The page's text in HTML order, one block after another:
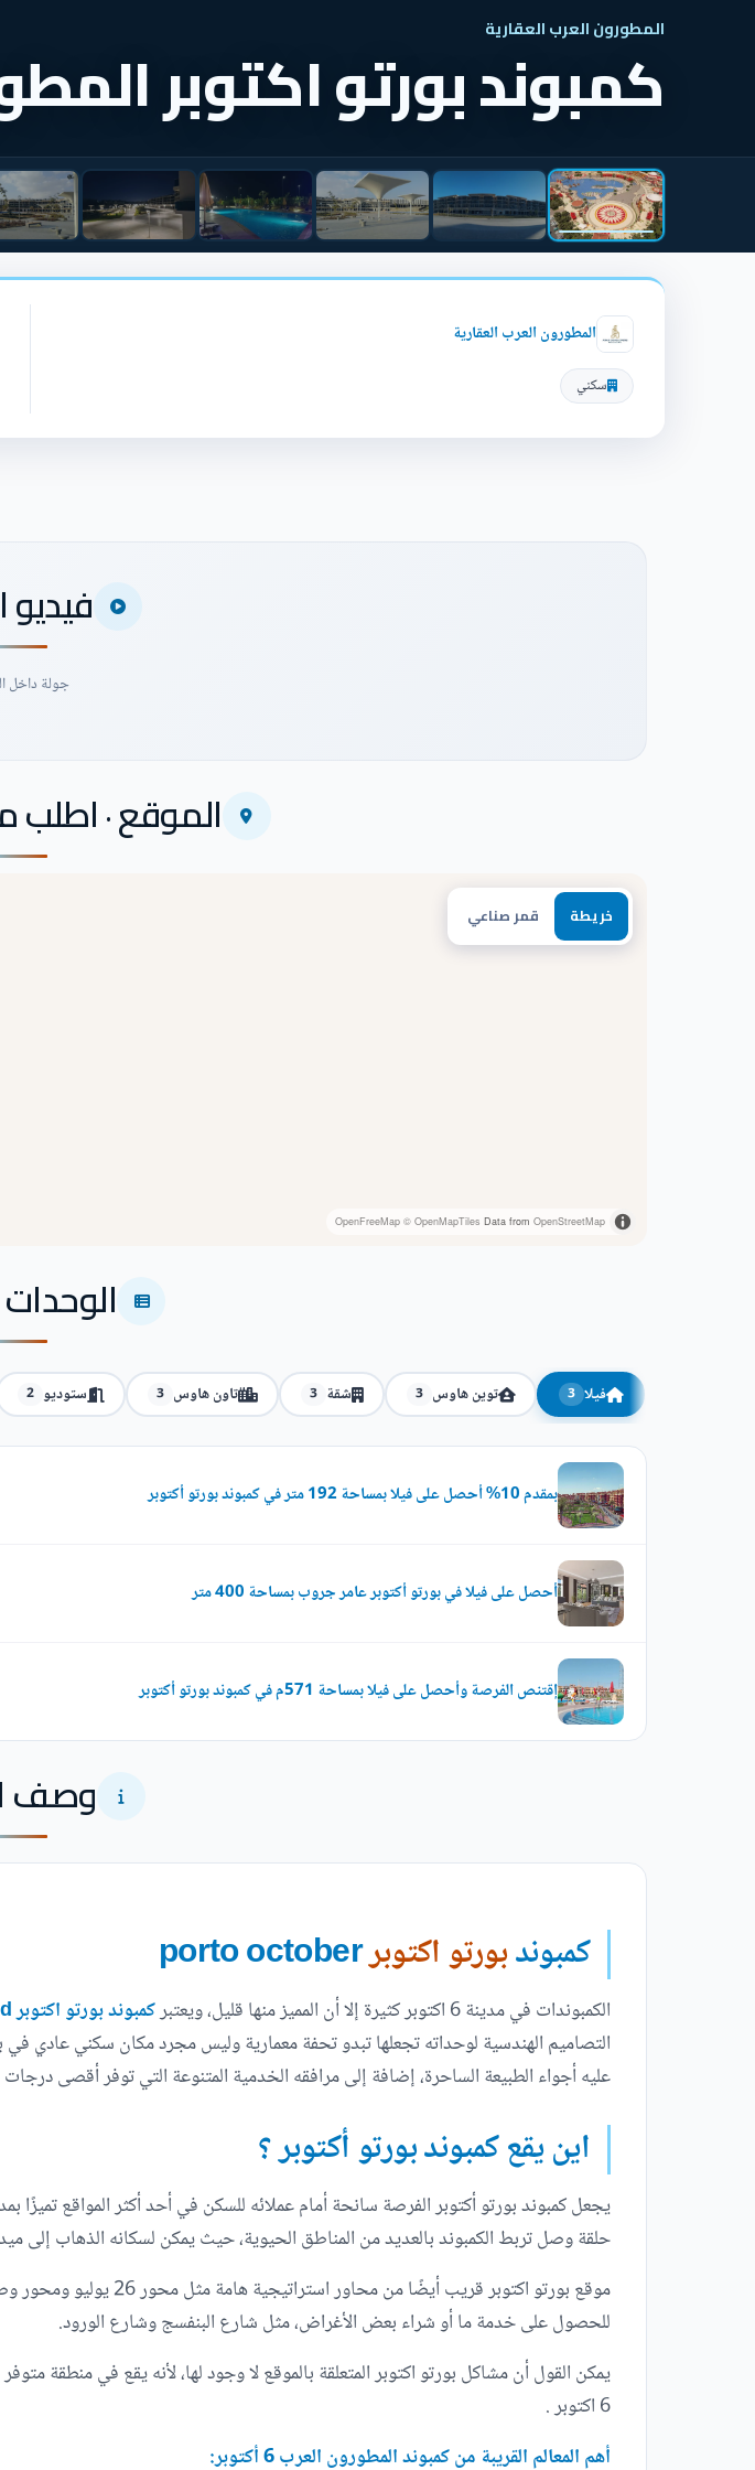
المطورون العرب العقارية
كمبوند بورتو اكتوبر
المطورون العرب العقارية
سكني
فيديو
جولة داخل
الموقع · اطلب
خريطة قمر صناعي
OpenFreeMap © OpenMapTiles Data from OpenStreetMap
فيلا 3 توين هاوس 3 شقة 3 تاون هاوس 3 ستوديو 2
بمقدم 10% أحصل على فيلا بمساحة 192 متر في كمبوند بورتو أكتوبر
أحصل على فيلا في بورتو أكتوبر عامر جروب بمساحة 400 متر
إقتنص الفرصة وأحصل على فيلا بمساحة 571م في كمبوند بورتو أكتوبر
وصف
كمبوندبورتو اكتوبرporto october
الكمبوندات في مدينة 6 اكتوبر كثيرة إلا أن المميز منها قليل، ويعتبر كمبوند بورتو اكتوبر Porto 6 October Compound
التصاميم الهندسية لوحداته تجعلها تبدو تحفة معمارية وليس مجرد مكان سكني عادي
عليه أجواء الطبيعة الساحرة، إضافة إلى مرافقه الخدمية المتنوعة التي توفر أقصى درجات
اين يقع كمبوند بورتو أكتوبر ؟
حلقة وصل تربط الكمبوند بالعديد من المناطق الحيوية، حيث يمكن لسكانه الذهاب إلى
موقع بورتو اكتوبر قريب
للحصول على خدمة ما أو شراء بعض الأغراض، مثل شارع البنفسج وشارع الورود.
يمكن القول أن مشاكل بورتو اكتوبر المتعلقة بالموقع لا وجود لها، لأنه يقع في منطقة
6 اكتوبر .
أهم المعالم القريبة من كمبوند المطورون العرب 6 أكتوبر: